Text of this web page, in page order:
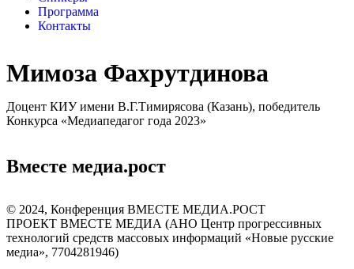
Программа
Контакты
Мимоза Фахрутдинова
Доцент КИУ имени В.Г.Тимирясова (Казань), победитель
Конкурса «Медиапедагог года 2023»
Вместе медиа.рост
©️ 2024, Конференция ВМЕСТЕ МЕДИА.РОСТ
ПРОЕКТ ВМЕСТЕ МЕДИА (АНО Центр прогрессивных
технологий средств массовых информаций «Новые русские
медиа», 7704281946)